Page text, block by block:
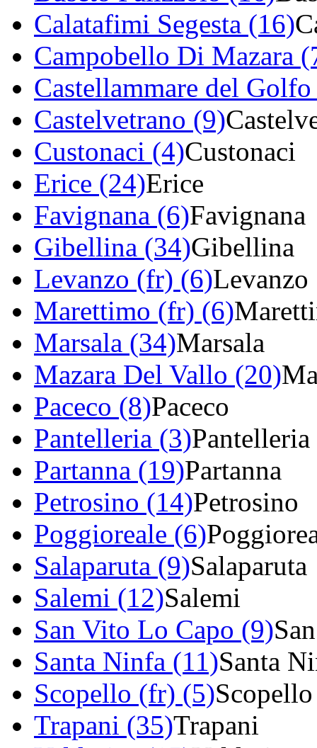
Calatafimi Segesta (16)
Campobello Di Mazara
Castellammare del
Castelvetrano (9)
Custonaci (4)Custonaci
Erice (24)Erice
Favignana (6)Favignana
Gibellina (34)Gibellina
Levanzo (fr) (6)Levanzo
Marettimo (fr) (6)
Marsala (34)Marsala
Mazara Del Vallo (20)
Paceco (8)Paceco
Pantelleria (3)Pantelleria
Partanna (19)Partanna
Petrosino (14)Petrosino
Poggioreale (6)
Salaparuta (9)Salaparuta
Salemi (12)Salemi
San Vito Lo Capo (9)
Santa Ninfa (11)Santa
Scopello (fr) (5)Scopello
Trapani (35)Trapani